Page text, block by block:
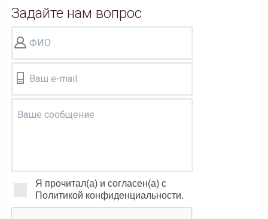
Задайте нам вопрос
ФИО
Ваш e-mail
Ваше сообщение
Я прочитал(а) и согласен(а) с
Политикой конфиденциальности.